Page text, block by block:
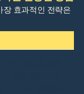
효과적인 전략은